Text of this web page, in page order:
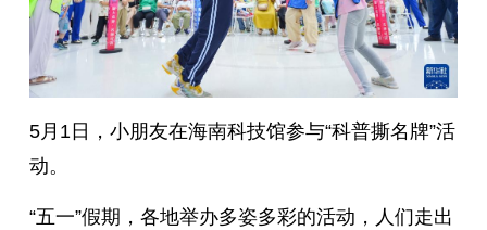
5月1日，小朋友在海南科技馆参与“科普撕名牌”活
动。
“五一”假期，各地举办多姿多彩的活动，人们走出